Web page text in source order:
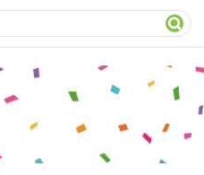
る！『ザ・リーダー』たちの泣き笑い
けモノです！の気になるトコロ